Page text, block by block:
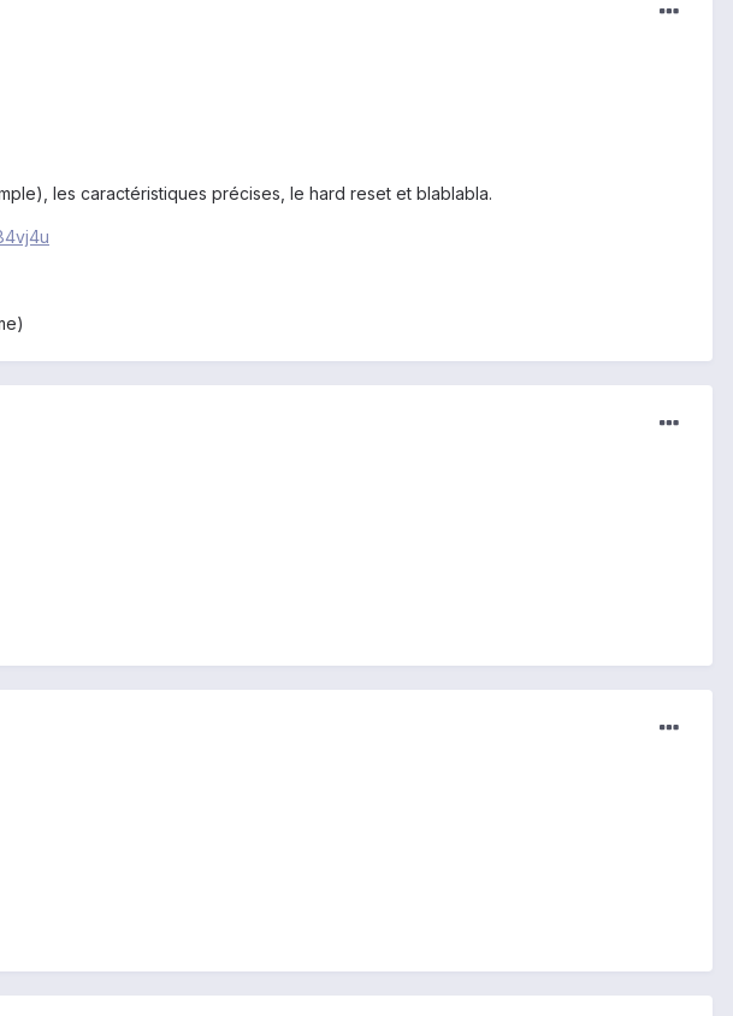
les caractéristiques précises, le hard reset et blablabla.